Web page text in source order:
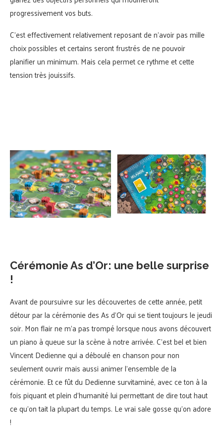
progressivement vos buts.
C’est effectivement relativement reposant de n’avoir pas mille
choix possibles et certains seront frustrés de ne pouvoir
planifier un minimum. Mais cela permet ce rythme et cette
tension très jouissifs.
Cérémonie As d’Or: une belle surprise
!
Avant de poursuivre sur les découvertes de cette année, petit
détour par la cérémonie des As d’Or qui se tient toujours le jeudi
soir. Mon flair ne m’a pas trompé lorsque nous avons découvert
un piano à queue sur la scène à notre arrivée. C’est bel et bien
Vincent Dedienne qui a déboulé en chanson pour non
seulement ouvrir mais aussi animer l’ensemble de la
cérémonie. Et ce fût du Dedienne survitaminé, avec ce ton à la
fois piquant et plein d’humanité lui permettant de dire tout haut
ce qu’on tait la plupart du temps. Le vrai sale gosse qu’on adore
!